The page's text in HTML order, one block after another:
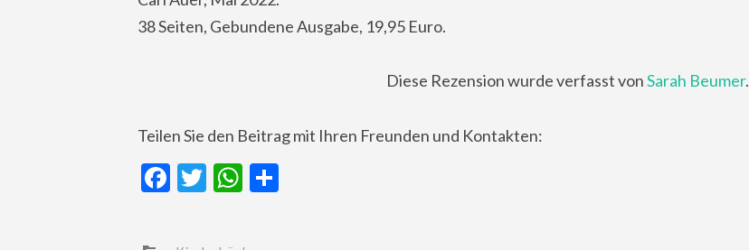
38 Seiten, Gebundene Ausgabe, 19,95 Euro.
Diese Rezension wurde verfasst vonSarah Beumer.
Teilen Sie den Beitrag mit Ihren Freunden und Kontakten:
Facebook
TwitterWhatsApp